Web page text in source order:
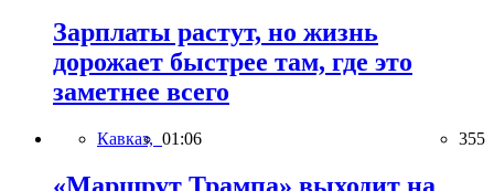
Зарплаты растут, но жизнь
дорожает быстрее там, где это
заметнее всего
Кавказ, 01:06 355
«Маршрут Трампа» выходит на